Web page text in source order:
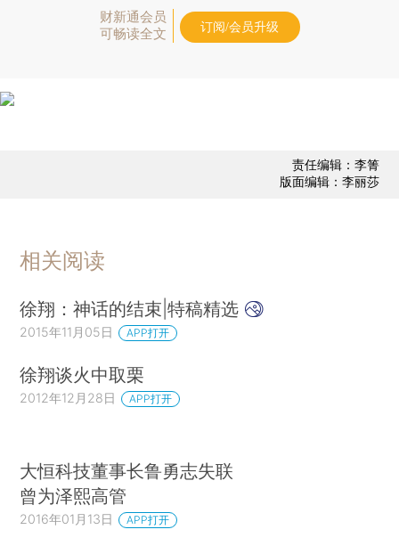
财新通会员
可畅读全文
订阅/会员升级
责任编辑：李箐
版面编辑：李丽莎
相关阅读
徐翔：神话的结束|特稿精选
2015年11月05日 APP打开
徐翔谈火中取栗
2012年12月28日 APP打开
大恒科技董事长鲁勇志失联
曾为泽熙高管
2016年01月13日 APP打开